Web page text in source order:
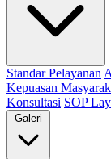
Standar Pelayanan
Kepuasan
Konsultasi SOP
Galeri